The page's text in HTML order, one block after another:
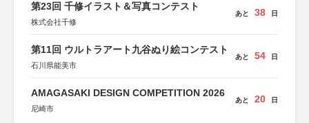
第23回 千修イラスト＆写真コンテスト
株式会社千修
あと 38 日
第11回 ウルトラアート九谷ぬり絵コンテスト
石川県能美市
あと 54 日
AMAGASAKI DESIGN COMPETITION 2026
尼崎市
あと 20 日